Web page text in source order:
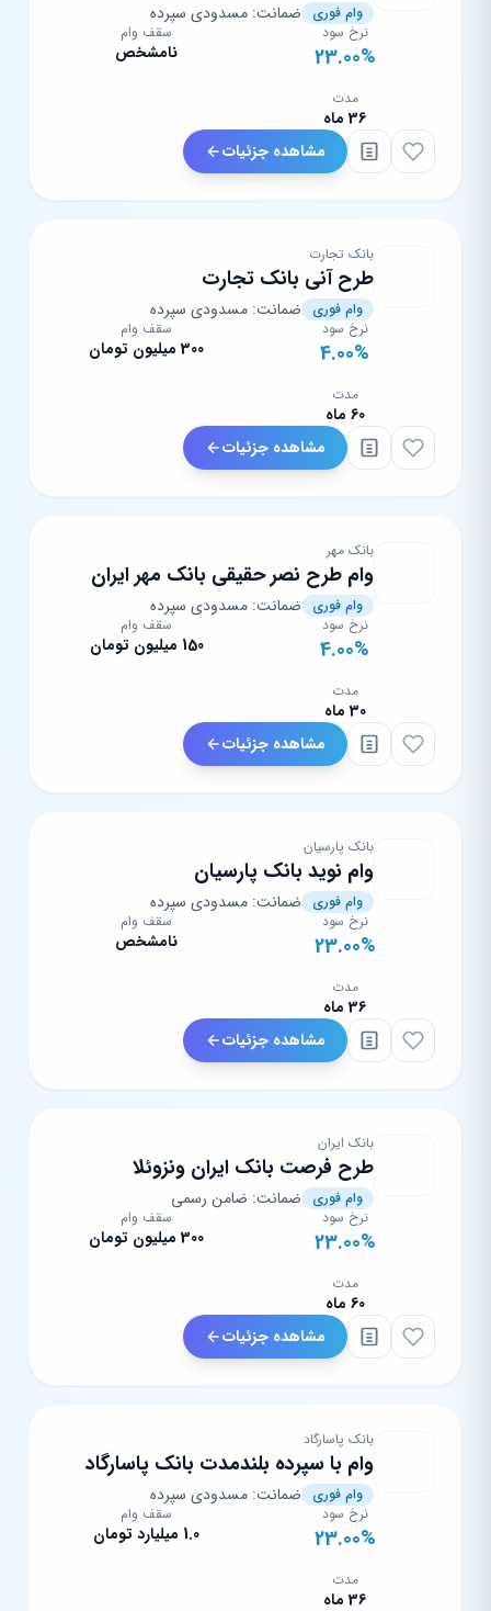
وام فوری ضمانت: مسدودی سپرده
نرخ سود
23.00%
سقف وام
نامشخص
مدت
36 ماه
مشاهده جزئیات
بانک تجارت
طرح آنی بانک تجارت
وام فوری ضمانت: مسدودی سپرده
نرخ سود
4.00%
سقف وام
300 میلیون تومان
مدت
60 ماه
مشاهده جزئیات
بانک مهر
وام طرح نصر حقیقی بانک مهر ایران
وام فوری ضمانت: مسدودی سپرده
نرخ سود
4.00%
سقف وام
150 میلیون تومان
مدت
30 ماه
مشاهده جزئیات
بانک پارسیان
وام نوید بانک پارسیان
وام فوری ضمانت: مسدودی سپرده
نرخ سود
23.00%
سقف وام
نامشخص
مدت
36 ماه
مشاهده جزئیات
بانک ایران
طرح فرصت بانک ایران ونزوئلا
وام فوری ضمانت: ضامن رسمی
نرخ سود
23.00%
سقف وام
300 میلیون تومان
مدت
60 ماه
مشاهده جزئیات
بانک پاسارگاد
وام با سپرده بلند‌مدت بانک پاسارگاد
وام فوری ضمانت: مسدودی سپرده
نرخ سود
23.00%
سقف وام
1.0 میلیارد تومان
مدت
36 ماه